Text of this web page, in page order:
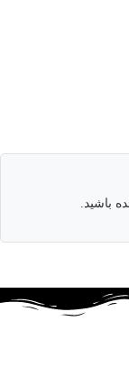
باشید.